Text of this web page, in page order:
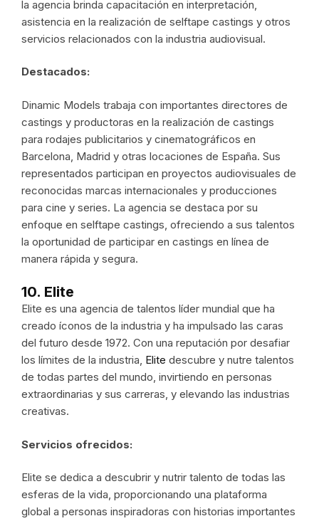
la agencia brinda capacitación en interpretación,
asistencia en la realización de selftape castings y otros
servicios relacionados con la industria audiovisual.
Destacados:
Dinamic Models trabaja con importantes directores de
castings y productoras en la realización de castings
para rodajes publicitarios y cinematográficos en
Barcelona, Madrid y otras locaciones de España. Sus
representados participan en proyectos audiovisuales de
reconocidas marcas internacionales y producciones
para cine y series. La agencia se destaca por su
enfoque en selftape castings, ofreciendo a sus talentos
la oportunidad de participar en castings en línea de
manera rápida y segura.
10. Elite
Elite es una agencia de talentos líder mundial que ha
creado íconos de la industria y ha impulsado las caras
del futuro desde 1972. Con una reputación por desafiar
los límites de la industria, Elite descubre y nutre talentos
de todas partes del mundo, invirtiendo en personas
extraordinarias y sus carreras, y elevando las industrias
creativas.
Servicios ofrecidos:
Elite se dedica a descubrir y nutrir talento de todas las
esferas de la vida, proporcionando una plataforma
global a personas inspiradoras con historias importantes